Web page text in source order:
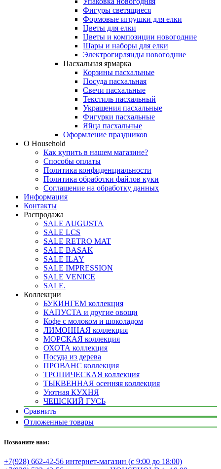
Фигуры светящиеся
Формовые игрушки для елки
Цветы для елки
Цветы и композиции новогодние
Шары и наборы для елки
Электрогирлянды новогодние
Пасхальная ярмарка
Корзины пасхальные
Посуда пасхальная
Свечи пасхальные
Текстиль пасхальный
Украшения пасхальные
Фигурки пасхальные
Яйца пасхальные
Оформление праздников
О Household
Как купить в нашем магазине?
Способы оплаты
Политика конфиденциальности
Политика обработки файлов куки
Соглашение на обработку данных
Информация
Контакты
Распродажа
SALE AUGUSTA
SALE LCS
SALE RETRO MAT
SALE BASAK
SALE ILAY
SALE IMPRESSION
SALE VENICE
SALE.
Коллекции
БУКИНГЕМ коллекция
КАПУСТА и другие овощи
Кофе с молоком и шоколадом
ЛИМОННАЯ коллекция
МОРСКАЯ коллекция
ОХОТА коллекция
Посуда из дерева
ПРОВАНС коллекция
ТРОПИЧЕСКАЯ коллекция
ТЫКВЕННАЯ осенняя коллекция
Уютная КУХНЯ
ЧЕШСКИЙ ГУСЬ
Сравнить
Отложенные товары
Позвоните нам:
+7(928) 662-42-56 интернет-магазин (с 9:00 до 18:00)